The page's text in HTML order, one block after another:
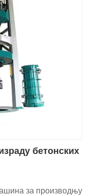
бетонских
за производњу